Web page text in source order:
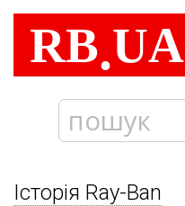
RB.UA
Історія Ray-Ban